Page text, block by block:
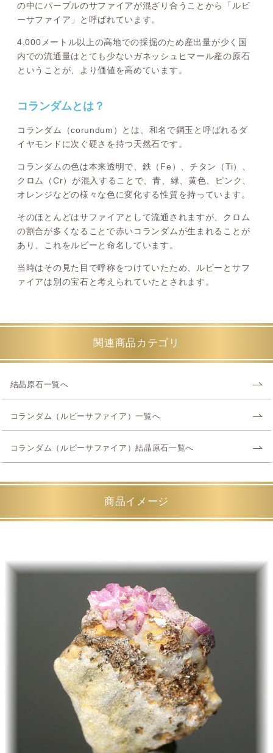
の中にパープルのサファイアが混ざり合うことから「ルビ
ーサファイア」と呼ばれています。
4,000メートル以上の高地での採掘のため産出量が少く国
内での流通量はとても少ないガネッシュヒマール産の原石
ということが、より価値を高めています。
コランダムとは？
コランダム（corundum）とは、和名で鋼玉と呼ばれるダ
イヤモンドに次ぐ硬さを持つ天然石です。
コランダムの色は本来透明で、鉄（Fe）、チタン（Ti）、
クロム（Cr）が混入することで、青、緑、黄色、ピンク、
オレンジなどの様々な色に変化する性質を持っています。
そのほとんどはサファイアとして流通されますが、クロム
の割合が多くなることで赤いコランダムが生まれることが
あり、これをルビーと命名しています。
当時はその見た目で呼称をつけていたため、ルビーとサフ
ァイアは別の宝石と考えられていたとされます。
関連商品カテゴリ
結晶原石一覧へ
コランダム（ルビーサファイア）一覧へ
コランダム（ルビーサファイア）結晶原石一覧へ
商品イメージ